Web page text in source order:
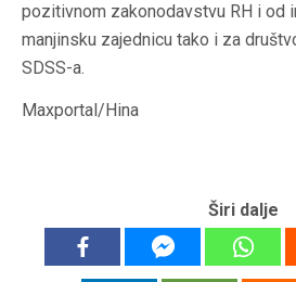
pozitivnom zakonodavstvu RH i od
manjinsku zajednicu tako i za
SDSS-a.
Maxportal/Hina
Širi dalje